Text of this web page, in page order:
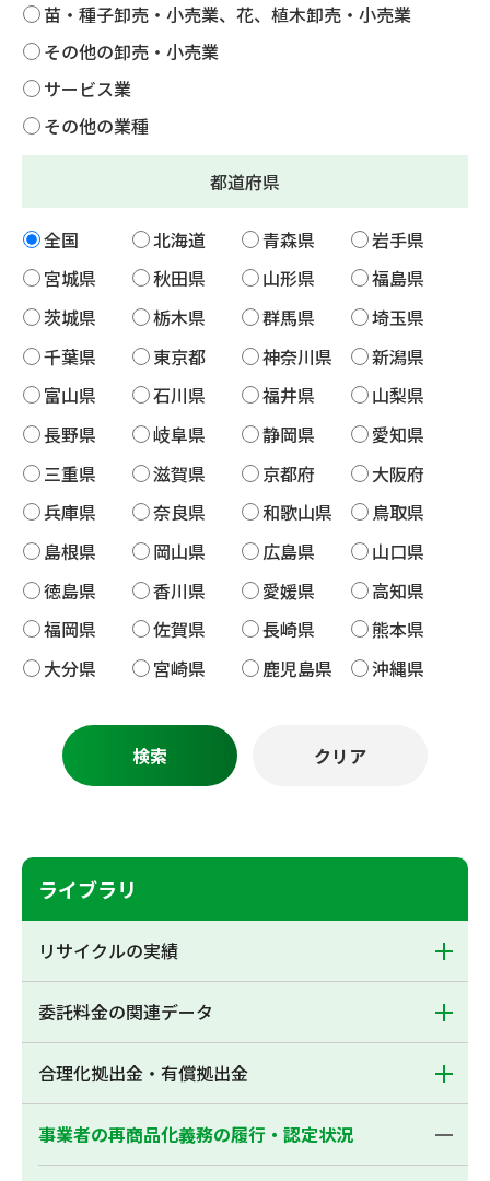
苗・種子卸売・小売業、花、植木卸売・小売業
その他の卸売・小売業
サービス業
その他の業種
都道府県
全国 北海道 青森県
岩手県
宮城県
秋田県 山形県
福島県
茨城県
栃木県 群馬県
埼玉県
千葉県
東京都 神奈川県
新潟県
富山県
石川県 福井県
山梨県
長野県
岐阜県 静岡県
愛知県
三重県
滋賀県 京都府
大阪府
兵庫県
奈良県 和歌山県
鳥取県
島根県
岡山県 広島県
山口県
徳島県
香川県 愛媛県
高知県
福岡県
佐賀県 長崎県
熊本県
大分県
宮崎県 鹿児島県 沖縄県
ライブラリ
リサイクルの実績
委託料金の関連データ
合理化拠出金・有償拠出金
事業者の再商品化義務の履行・認定状況